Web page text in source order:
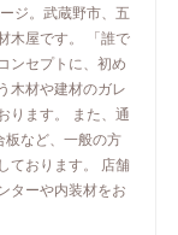
ジ。武蔵野市、五
木屋です。 「誰で
ンセプトに、初め
木材や建材のガレ
ります。 また、通
板など、一般の方
ております。 店舗
ターや内装材をお